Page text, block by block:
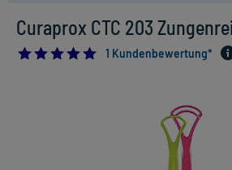
Curaprox CTC 203
5.01 Kundenbewertung*